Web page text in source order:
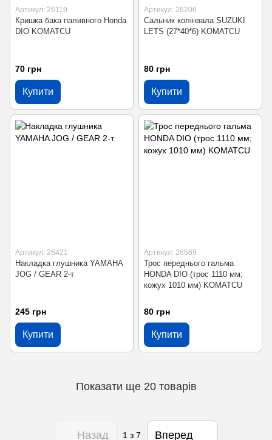
Артикул: 26119
Кришка бака паливного Honda
DIO KOMATCU
70 грн
Купити
Артикул: 26206
Сальник колінвала SUZUKI
LETS (27*40*6) KOMATCU
80 грн
Купити
Артикул: 26421
Накладка глушника YAMAHA
JOG / GEAR 2-т
245 грн
Купити
Артикул: 26569
Трос переднього гальма
HONDA DIO (трос 1110 мм;
кожух 1010 мм) KOMATCU
80 грн
Купити
Показати ще 20 товарів
Назад 1 з 7 Вперед